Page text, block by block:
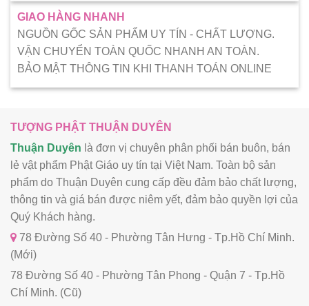
GIAO HÀNG NHANH
NGUỒN GỐC SẢN PHẨM UY TÍN - CHẤT LƯỢNG.
VẬN CHUYỂN TOÀN QUỐC NHANH AN TOÀN.
BẢO MẬT THÔNG TIN KHI THANH TOÁN ONLINE
TƯỢNG PHẬT THUẬN DUYÊN
Thuận Duyên là đơn vị chuyên phân phối bán buôn, bán
lẻ vật phẩm Phật Giáo uy tín tại Việt Nam. Toàn bộ sản
phẩm do Thuận Duyên cung cấp đều đảm bảo chất lượng,
thông tin và giá bán được niêm yết, đảm bảo quyền lợi của
Quý Khách hàng.
78 Đường Số 40 - Phường Tân Hưng - Tp.Hồ Chí Minh.
(Mới)
78 Đường Số 40 - Phường Tân Phong - Quận 7 - Tp.Hồ
Chí Minh. (Cũ)